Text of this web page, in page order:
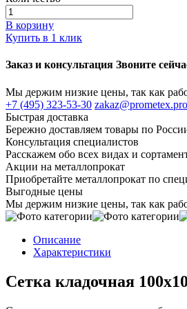
В корзину
Купить в 1 клик
Заказ и консультация Звоните
Мы держим низкие цены, так как
+7 (495) 323-53-30 zakaz@prometex.pro
Быстрая доставка
Бережно доставляем товары по
Консультация специалистов
Расскажем обо всех видах и
Акции на металлопрокат
Приобретайте металлопрокат по
Выгодные цены
Мы держим низкие цены, так как
Описание
Характеристики
Сетка кладочная